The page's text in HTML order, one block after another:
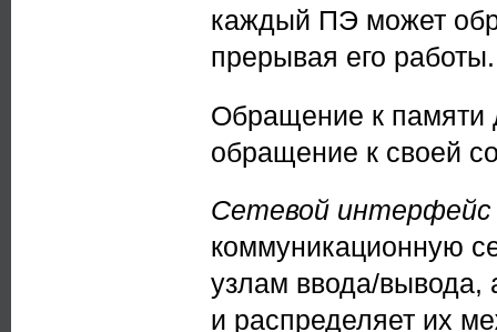
каждый ПЭ может
прерывая его работы.
Обращение к памяти
обращение к своей
Сетевой интерфейс
коммуникационную
узлам ввода/
и распределяет их